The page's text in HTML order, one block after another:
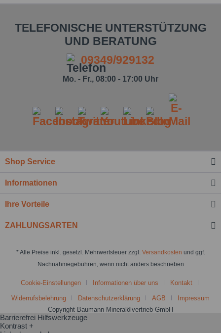
TELEFONISCHE UNTERSTÜTZUNG
UND BERATUNG
09349/929132
Mo. - Fr., 08:00 - 17:00 Uhr
Shop Service
Informationen
Ihre Vorteile
ZAHLUNGSARTEN
* Alle Preise inkl. gesetzl. Mehrwertsteuer zzgl. Versandkosten und ggf.
Nachnahmegebühren, wenn nicht anders beschrieben
Cookie-Einstellungen Informationen über uns Kontakt
Widerrufsbelehrung Datenschutzerklärung AGB
Impressum
Copyright Baumann Mineralölvertrieb GmbH
Barrierefrei Hilfswerkzeuge
Kontrast +